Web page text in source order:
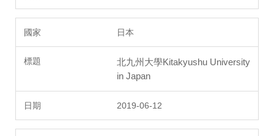
日本
北九州大學Kitakyushu University
in Japan
2019-06-12